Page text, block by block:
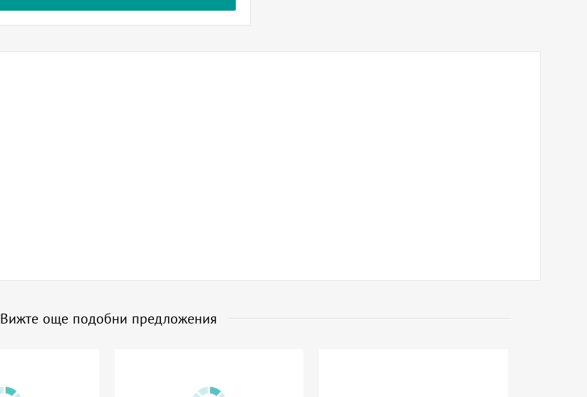
Вижте още подобни предложения